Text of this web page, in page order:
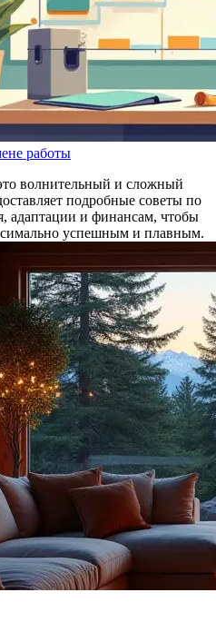
работы
волнительный и сложный
подробные советы по
адаптации и финансам, чтобы
успешным и плавным.